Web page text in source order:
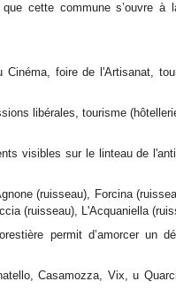
cette commune s’ouvre à
foire de l'Artisanat,
libérales, tourisme
visibles sur le linteau de
(ruisseau), Forcina
(ruisseau), L'Acquaniella
permit d’amorcer un
Casamozza, Vix, u